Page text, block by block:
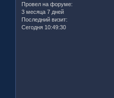
Провел на форуме:
3 месяца 7 дней
Последний визит:
Сегодня 10:49:30